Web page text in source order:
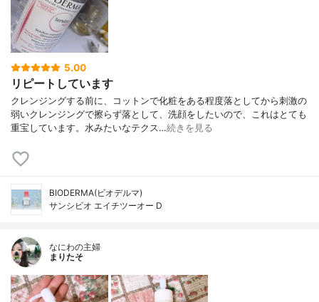
5.00
リピートしています
クレンジングする前に、コットンで化粧をある程度落としてから刺激の
弱いクレンジングで擦らず落として、洗顔をしたいので、これはとても
重宝しています。水みたいなテクス…続きを見る
BIODERMA(ビオデルマ)
サンシビオ エイチツーオー D
なにわの主婦
まりたそ